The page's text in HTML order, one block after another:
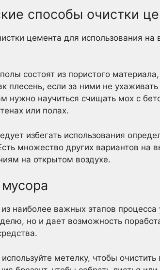
способы очистки
цемента для использования на
состоят из пористого
плесень, если за ними не
нужно научиться счищать мох с
или полах.
избегать использования
множество других вариантов на
на открытом воздухе.
наиболее важных этапов процесса
но и дает возможность
метелку, чтобы